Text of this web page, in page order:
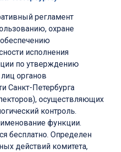
регламент
охране
исполнения
по утверждению
органов
Санкт-Петербурга
осуществляющих
контроль.
функции.
бесплатно. Определен
действий комитета,